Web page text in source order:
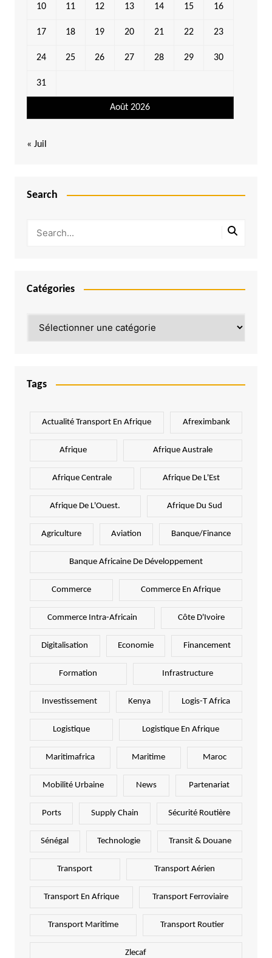
Août 2026
10 11 12 13 14 15 16
17 18 19 20 21 22 23
24 25 26 27 28 29 30
31
« Juil
Search
Catégories
Tags
Actualité Transport En Afrique Afreximbank
Afrique Afrique Australe
Afrique Centrale Afrique De L'Est
Afrique De L'Ouest. Afrique Du Sud
Agriculture Aviation Banque/Finance
Banque Africaine De Développement
Commerce Commerce En Afrique
Commerce Intra-Africain Côte D'Ivoire
Digitalisation Economie Financement
Formation Infrastructure
Investissement Kenya Logis-T Africa
Logistique Logistique En Afrique
Maritimafrica Maritime Maroc
Mobilité Urbaine News Partenariat
Ports Supply Chain Sécurité Routière
Sénégal Technologie Transit & Douane
Transport Transport Aérien
Transport En Afrique Transport Ferroviaire
Transport Maritime Transport Routier
Zlecaf